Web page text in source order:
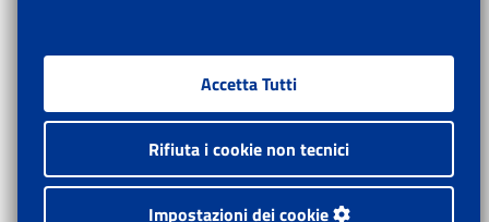
Accetta Tutti
Rifiuta i cookie non tecnici
Impostazioni dei cookie